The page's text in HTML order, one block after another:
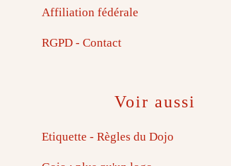
Affiliation fédérale
RGPD - Contact
Voir aussi
Etiquette - Règles du Dojo